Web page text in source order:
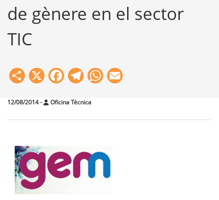
de gènere en el sector
TIC
Share
X Facebook
Telegram
WhatsApp
12/08/2014- Oficina Tècnica